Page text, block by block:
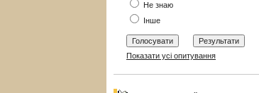
Не знаю
Інше
Показати усі опитування